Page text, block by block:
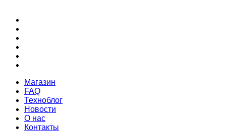
Магазин
FAQ
Техноблог
Новости
О нас
Контакты